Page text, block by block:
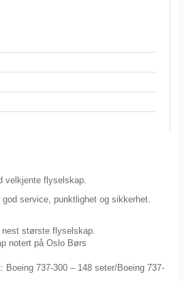
velkjente flyselskap.
service, punktlighet og sikkerhet.
nest største flyselskap.
notert på Oslo Børs
Boeing 737-300 – 148 seter/Boeing 737-